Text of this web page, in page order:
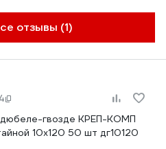
отзывы (1)
гвозде КРЕП-КОМП
10х120 50 шт дг10120